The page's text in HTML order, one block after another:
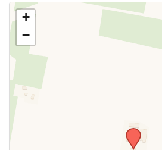
Użyj tego formularza aby
zmianach w powyższym
+
−